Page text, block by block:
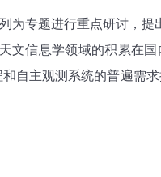
专题进行重点研讨，提
文信息学领域的积累在
自主观测系统的普遍需